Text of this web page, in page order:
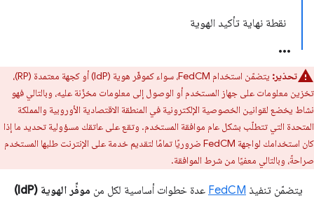
نقطة نهاية تأكيد الهوية
تحذير:
يتضمّن استخدام FedCM، سواء كموفّر هوية (IdP) أو كجهة معتمدة (RP)،
تخزين معلومات على جهاز المستخدم أو الوصول إلى معلومات مخزّنة عليه، وبالتالي فهو
نشاط يخضع لقوانين الخصوصية الإلكترونية في المنطقة الاقتصادية الأوروبية والمملكة
المتحدة التي تتطلّب بشكل عام موافقة المستخدم. وتقع على عاتقك مسؤولية تحديد ما إذا
كان استخدامك لواجهة FedCM ضروريًا تمامًا لتقديم خدمة على الإنترنت طلبها المستخدم
صراحةً، وبالتالي معفيًا من شرط الموافقة.
يتضمّن تنفيذ FedCM عدة خطوات أساسية لكل من موفِّر الهوية (IdP)